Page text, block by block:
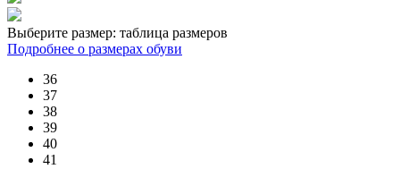
Выберите размер: таблица размеров
Подробнее о размерах обуви
36
37
38
39
40
41